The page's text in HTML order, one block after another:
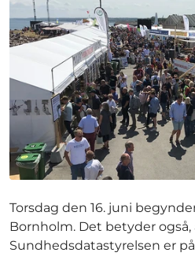
Torsdag den 16. juni
Bornholm. Det betyder også,
Sundhedsdatastyrelsen er